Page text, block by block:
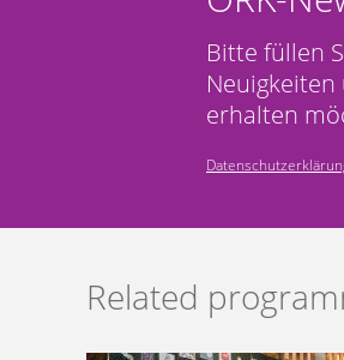
Bitte füllen
Neuigkeiten
erhalten
Related